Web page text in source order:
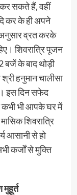
सकते हैं, वहीं
कर के ही अपने
व्रत करके
शिवरात्रि पूजन
बजें के बाद थोड़ी
हनुमान चालीसा
इस दिन सफेद
कभी भी आपके घर में
शिवरात्रि
आसानी से हो
कर्जों से मुक्ति